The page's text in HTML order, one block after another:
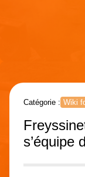
Catégorie : Wiki
s’équipe